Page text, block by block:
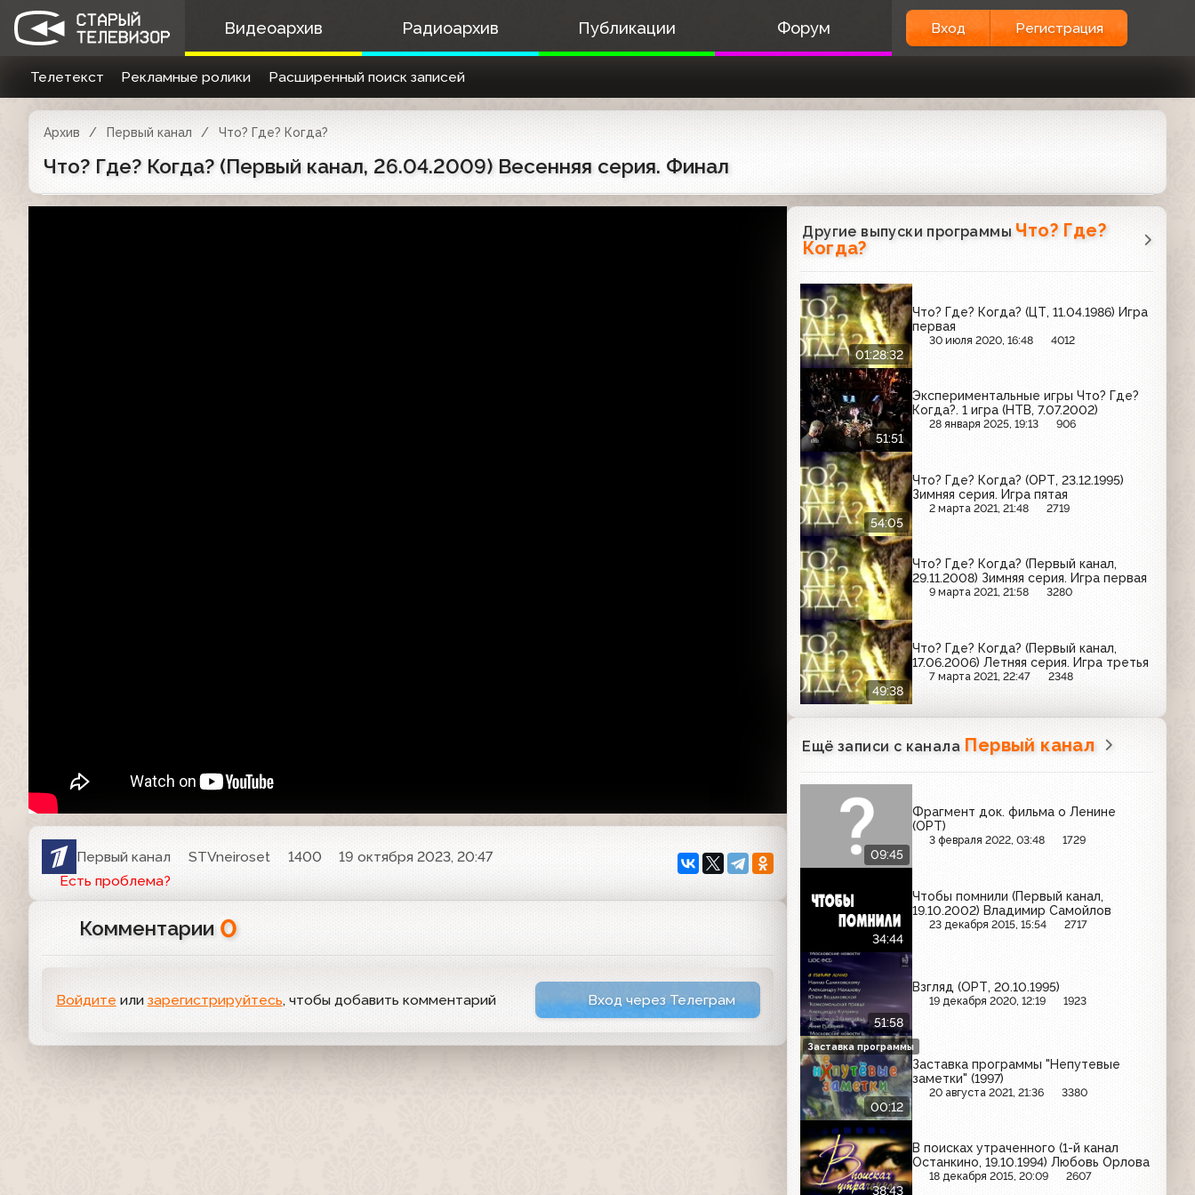
Видеоархив Радиоархив Публикации Форум Вход Регистрация
Телетекст Рекламные ролики Расширенный поиск записей
Архив Первый канал Что? Где? Когда?
Что? Где? Когда? (Первый канал, 26.04.2009) Весенняя серия. Финал
Первый канал STVneiroset 1400
19 октября 2023, 20:47
Есть проблема?
Комментарии 0
Войдите или зарегистрируйтесь, чтобы добавить комментарий Вход через Телеграм
Другие выпуски программы Что? Где?
Когда?
01:28:32
Что? Где? Когда? (ЦТ, 11.04.1986) Игра
первая
30 июля 2020, 16:48 4012
51:51
Экспериментальные игры Что? Где?
Когда?. 1 игра (НТВ, 7.07.2002)
28 января 2025, 19:13 906
54:05
Что? Где? Когда? (ОРТ, 23.12.1995)
Зимняя серия. Игра пятая
2 марта 2021, 21:48 2719
Что? Где? Когда? (Первый канал,
29.11.2008) Зимняя серия. Игра первая
9 марта 2021, 21:58 3280
49:38
Что? Где? Когда? (Первый канал,
17.06.2006) Летняя серия. Игра третья
7 марта 2021, 22:47 2348
Ещё записи с канала Первый канал
09:45
Фрагмент док. фильма о Ленине
(ОРТ)
3 февраля 2022, 03:48 1729
34:44
Чтобы помнили (Первый канал,
19.10.2002) Владимир Самойлов
23 декабря 2015, 15:54 2717
51:58
Взгляд (ОРТ, 20.10.1995)
19 декабря 2020, 12:19 1923
00:12
Заставка программы "Непутевые
заметки" (1997)
20 августа 2021, 21:36 3380
Заставка программы
38:43
В поисках утраченного (1-й канал
Останкино, 19.10.1994) Любовь Орлова
18 декабря 2015, 20:09 2607